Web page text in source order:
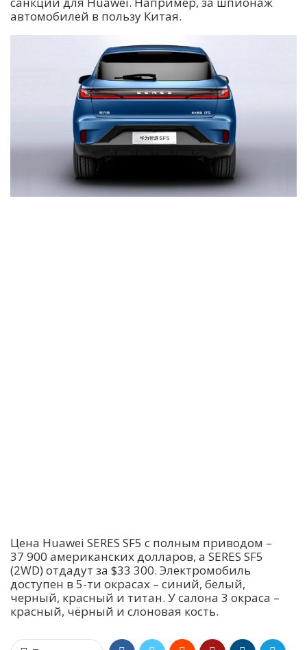
автомобилей в пользу Китая.
Цена Huawei SERES SF5 с полным приводом –
37 900 американских долларов, а SERES SF5
(2WD) отдадут за $33 300. Электромобиль
доступен в 5-ти окрасах – синий, белый,
черный, красный и титан. У салона 3 окраса –
красный, чёрный и слоновая кость.